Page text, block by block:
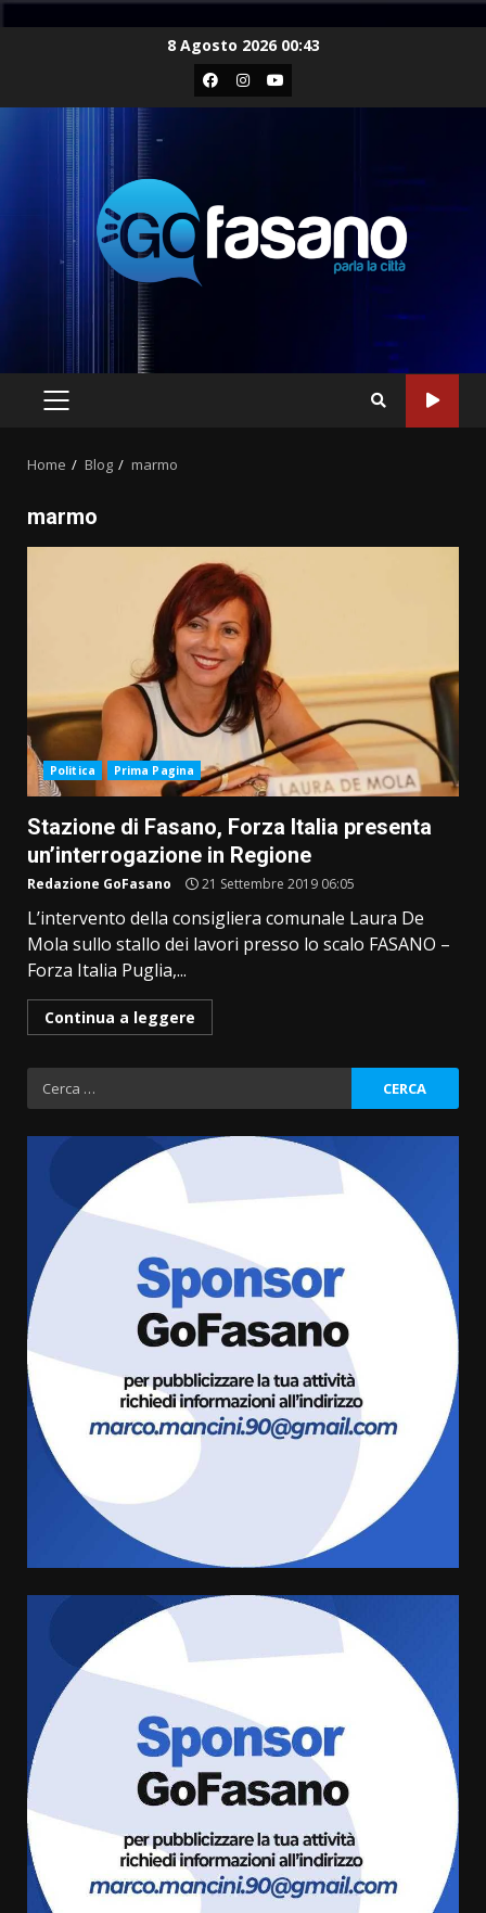
8 Agosto 2026 00:43
Facebook
Instagram
Youtube
PRIMARY
Home Blog marmo
marmo
Politica Prima Pagina
Stazione di Fasano, Forza Italia presenta
un’interrogazione in Regione
Redazione GoFasano 21 Settembre 2019 06:05
L’intervento della consigliera comunale Laura De
Mola sullo stallo dei lavori presso lo scalo FASANO –
Forza Italia Puglia,...
Continua a leggere
Ricerca
per:
Fasanese ferito a colpi di arma
da fuoco
6 Agosto 2026 18:13
Carta d’identità: continua il piano
di aperture straordinarie del
Comune di Fasano
cittadina di Fratelli d’Italia,
pronta a tornare in Consiglio
comunale
6 Agosto 2026 08:00
Cura dei beni comuni e
cittadinanza attiva: online
l’avviso per la gestione
condivisa della Villetta di
Laureto
La magia del Minareto e la prima
assoluta de “L’Albergo
Belvedere. Il rapimento”